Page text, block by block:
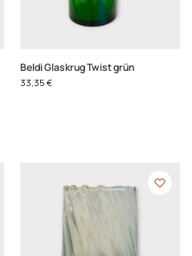
Beldi Glaskrug Twist grün
33,35 €